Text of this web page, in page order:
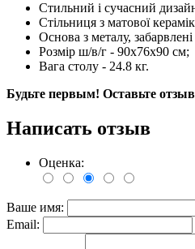
Стильний і сучасний
Стільниця з матової
Основа з металу,
Розмір ш/в/г - 90х76х90 см;
Вага столу - 24.8 кг.
Будьте первым! Оставьте
Написать отзыв
Оценка:
Ваше имя:
Email: